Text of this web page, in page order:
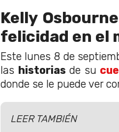
Kelly
felicidad en el
Este lunes 8 de
las historias de su
donde se le puede ver
LEER TAMBIÉN